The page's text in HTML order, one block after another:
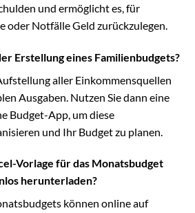
und ermöglicht es, für
oder Notfälle Geld zurückzulegen.
Erstellung eines Familienbudgets?
aller Einkommensquellen
Ausgaben. Nutzen Sie dann eine
Budget-App, um diese
und Ihr Budget zu planen.
Vorlage für das Monatsbudget
herunterladen?
können online auf